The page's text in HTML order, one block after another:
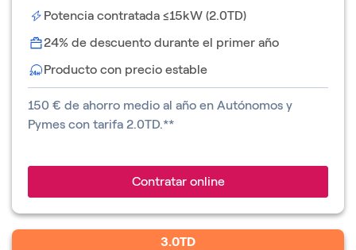
Potencia contratada ≤15kW (2.0TD)
24% de descuento durante el primer año
Producto con precio estable
150 € de ahorro medio al año en Autónomos y
Pymes con tarifa 2.0TD.**
Contratar online
3.0TD